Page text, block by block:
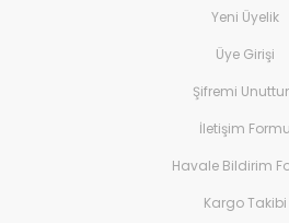
Yeni Üyelik
Üye Girişi
Şifremi
İletişim Formu
Havale Bildirim
Kargo Takibi